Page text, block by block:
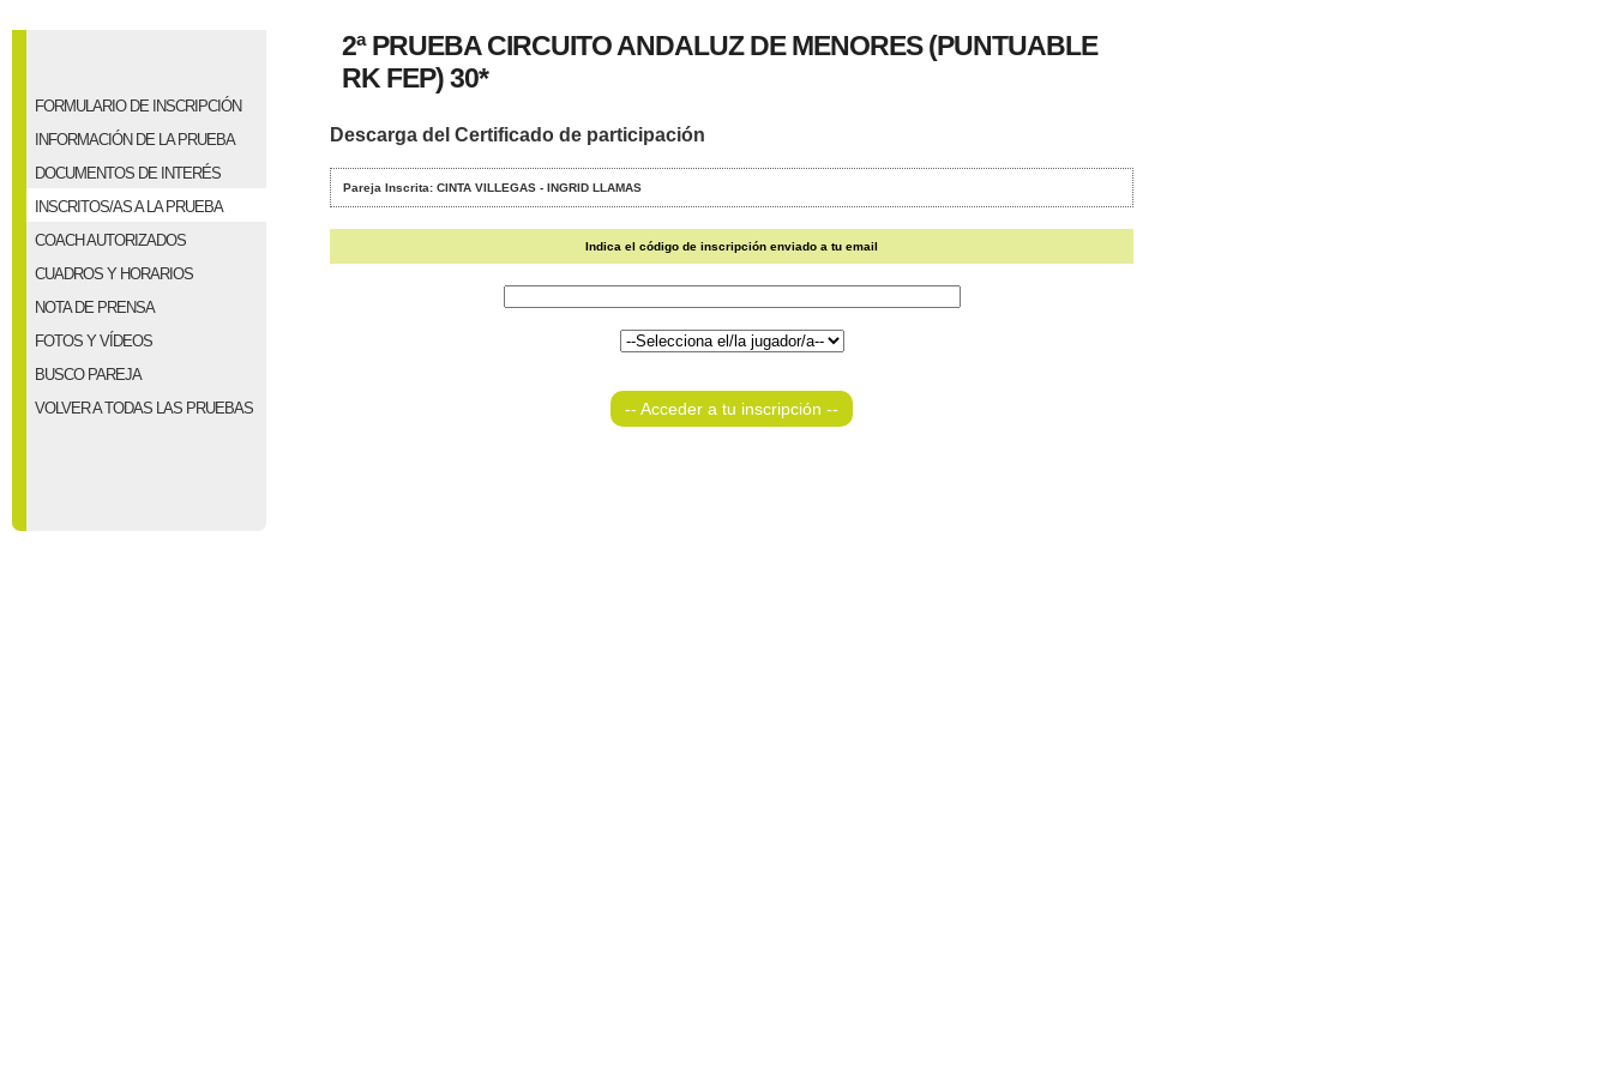
FORMULARIO DE INSCRIPCIÓN
INFORMACIÓN DE LA PRUEBA
DOCUMENTOS DE INTERÉS
INSCRITOS/AS A LA PRUEBA
COACH AUTORIZADOS
CUADROS Y HORARIOS
NOTA DE PRENSA
FOTOS Y VÍDEOS
BUSCO PAREJA
VOLVER A TODAS LAS PRUEBAS
2ª PRUEBA CIRCUITO ANDALUZ DE MENORES (PUNTUABLE
RK FEP) 30*
Descarga del Certificado de participación
Pareja Inscrita: CINTA VILLEGAS - INGRID LLAMAS
Indica el código de inscripción enviado a tu email
-- Acceder a tu inscripción --